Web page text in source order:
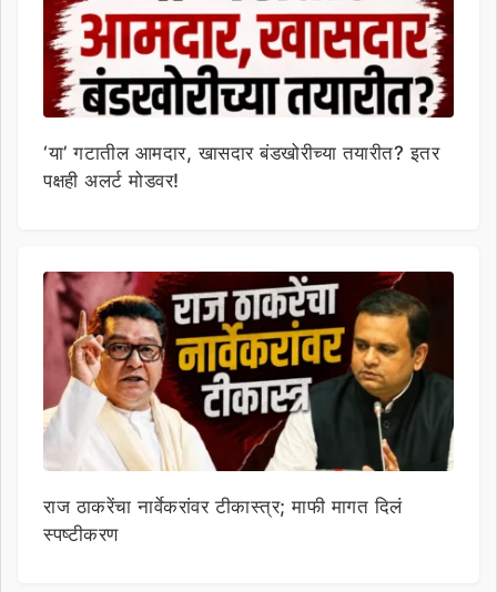
‘या’ गटातील आमदार, खासदार बंडखोरीच्या तयारीत? इतर
पक्षही अलर्ट मोडवर!
राज ठाकरेंचा नार्वेकरांवर टीकास्त्र; माफी मागत दिलं
स्पष्टीकरण